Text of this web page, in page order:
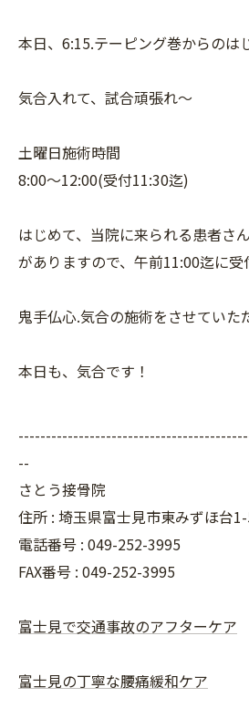
本日、6:15.テーピング巻からのは
気合入れて、試合頑張れ〜
土曜日施術時間
8:00〜12:00(受付11:30迄)
はじめて、当院に来られる患者さ
がありますので、午前11:00迄に
鬼手仏心.気合の施術をさせていた
本日も、気合です！
--
さとう接骨院
住所 : 埼玉県富士見市東みずほ台
電話番号 : 049-252-3995
FAX番号 : 049-252-3995
富士見で交通事故のアフターケア
富士見の丁寧な腰痛緩和ケア